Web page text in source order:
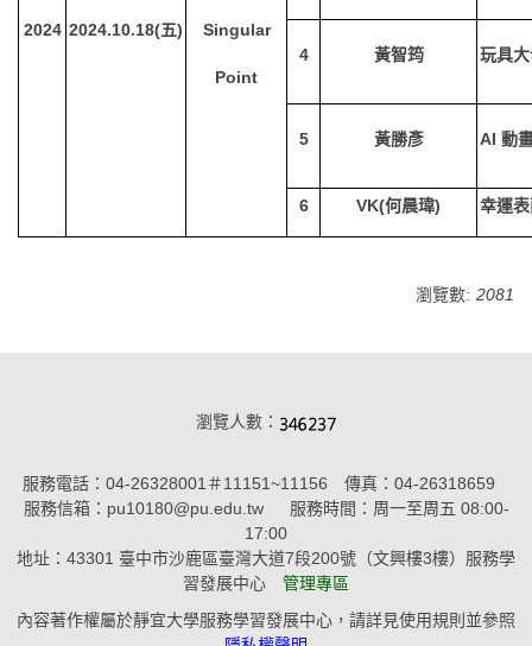
2024 2024.10.18(五) Singular
Point
4 黃智筠 玩具
5 黃勝彥 AI 動
6 VK(何晨瑋) 幸運
瀏覽數: 2081
瀏覽人數：
服務電話：04-26328001＃11151~11156 傳真：04-26318659
服務信箱：pu10180@pu.edu.tw 服務時間：周一至周五 08:00-
17:00
地址：43301 臺中市沙鹿區臺灣大道7段200號（文興樓3樓）服務學
習發展中心 管理專區
內容著作權屬於靜宜大學服務學習發展中心，請詳見使用規則並參照